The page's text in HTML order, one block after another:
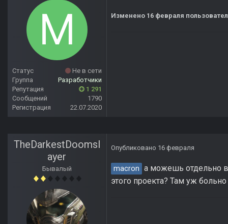
Статус
Не в сети
Группа
Разработчики
Репутация
1 291
Сообщений
1790
Регистрация
22.07.2020
Изменено 16 февраля
TheDarkestDoomsl
ayer
Бывалый
Опубликовано 16 февраля
macron а можешь отдельно
этого проекта? Там уж